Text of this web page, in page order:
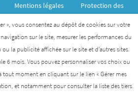
Mentions légales
Protection des
de l’Institut des biothérapies
par l’AFM- Téléthon
DES BIOTHÉRAPIES
», vous consentez au dépôt de cookies sur votre
sur le site, mesurer les performances du
la publicité affichée sur le site et d’autres sites.
6 mois. Vous pouvez personnaliser vos choix ou
tout moment en cliquant sur le lien « Gérer mes
et notamment pour consulter la liste des tiers